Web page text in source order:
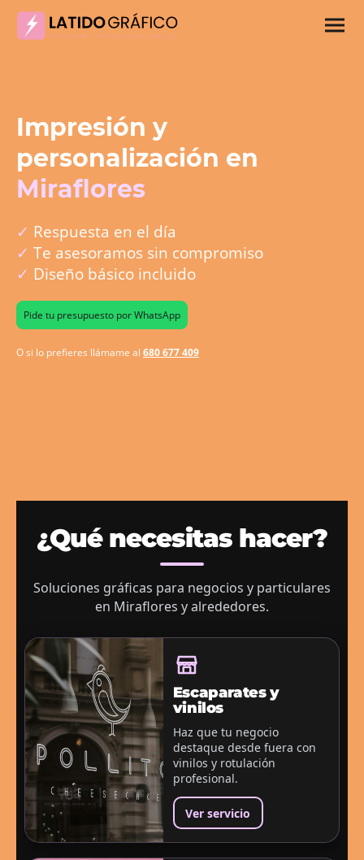
Impresión y
personalización en
Miraflores
✓ Respuesta en el día
✓ Te asesoramos sin compromiso
✓ Diseño básico incluido
Pide tu presupuesto por WhatsApp
O si lo prefieres llámame al 680 677 409
¿Qué necesitas hacer?
Soluciones gráficas para negocios y particulares
en Miraflores y alrededores.
Escaparates y
vinilos
Haz que tu negocio
destaque desde fuera con
vinilos y rotulación
profesional.
Ver servicio